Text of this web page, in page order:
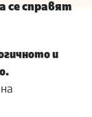
се справят
и